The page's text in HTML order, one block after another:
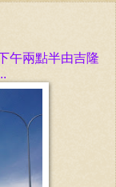
午兩點半由吉隆